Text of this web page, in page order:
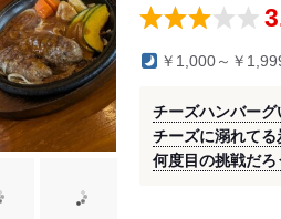
￥1,000～￥
チーズハンバー
チーズに溺れてる
何度目の挑戦だろ